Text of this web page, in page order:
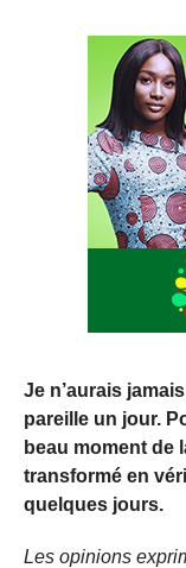
Je n’aurais
pareille un jour.
beau moment de
transformé en
quelques jours.
Les opinions